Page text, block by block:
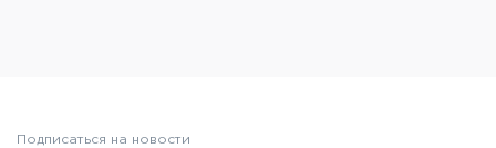
Подписаться на новости